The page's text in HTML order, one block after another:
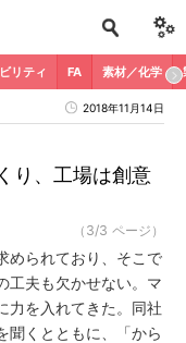
リティ FA 素材／化学
2018年11月14日
り、工場は創意
（3/3 ページ）
められており、そこで
工夫も欠かせない。マ
力を入れてきた。同社
聞くとともに、「から